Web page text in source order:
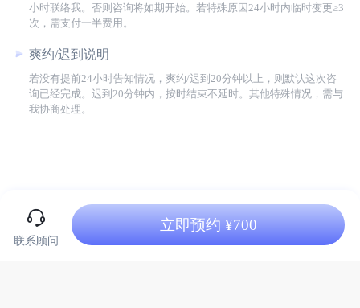
小时联络我。否则咨询将如期开始。若特殊原因24小时内临时变更≥3
次，需支付一半费用。
爽约/迟到说明
若没有提前24小时告知情况，爽约/迟到20分钟以上，则默认这次咨
询已经完成。迟到20分钟内，按时结束不延时。其他特殊情况，需与
我协商处理。
联系顾问
立即预约 ¥700